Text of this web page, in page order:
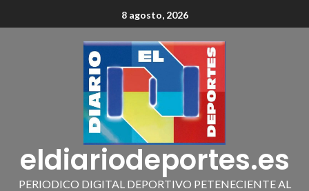
8 agosto, 2026
eldiariodeportes.es
PERIODICO DIGITAL DEPORTIVO PETENECIENTE AL